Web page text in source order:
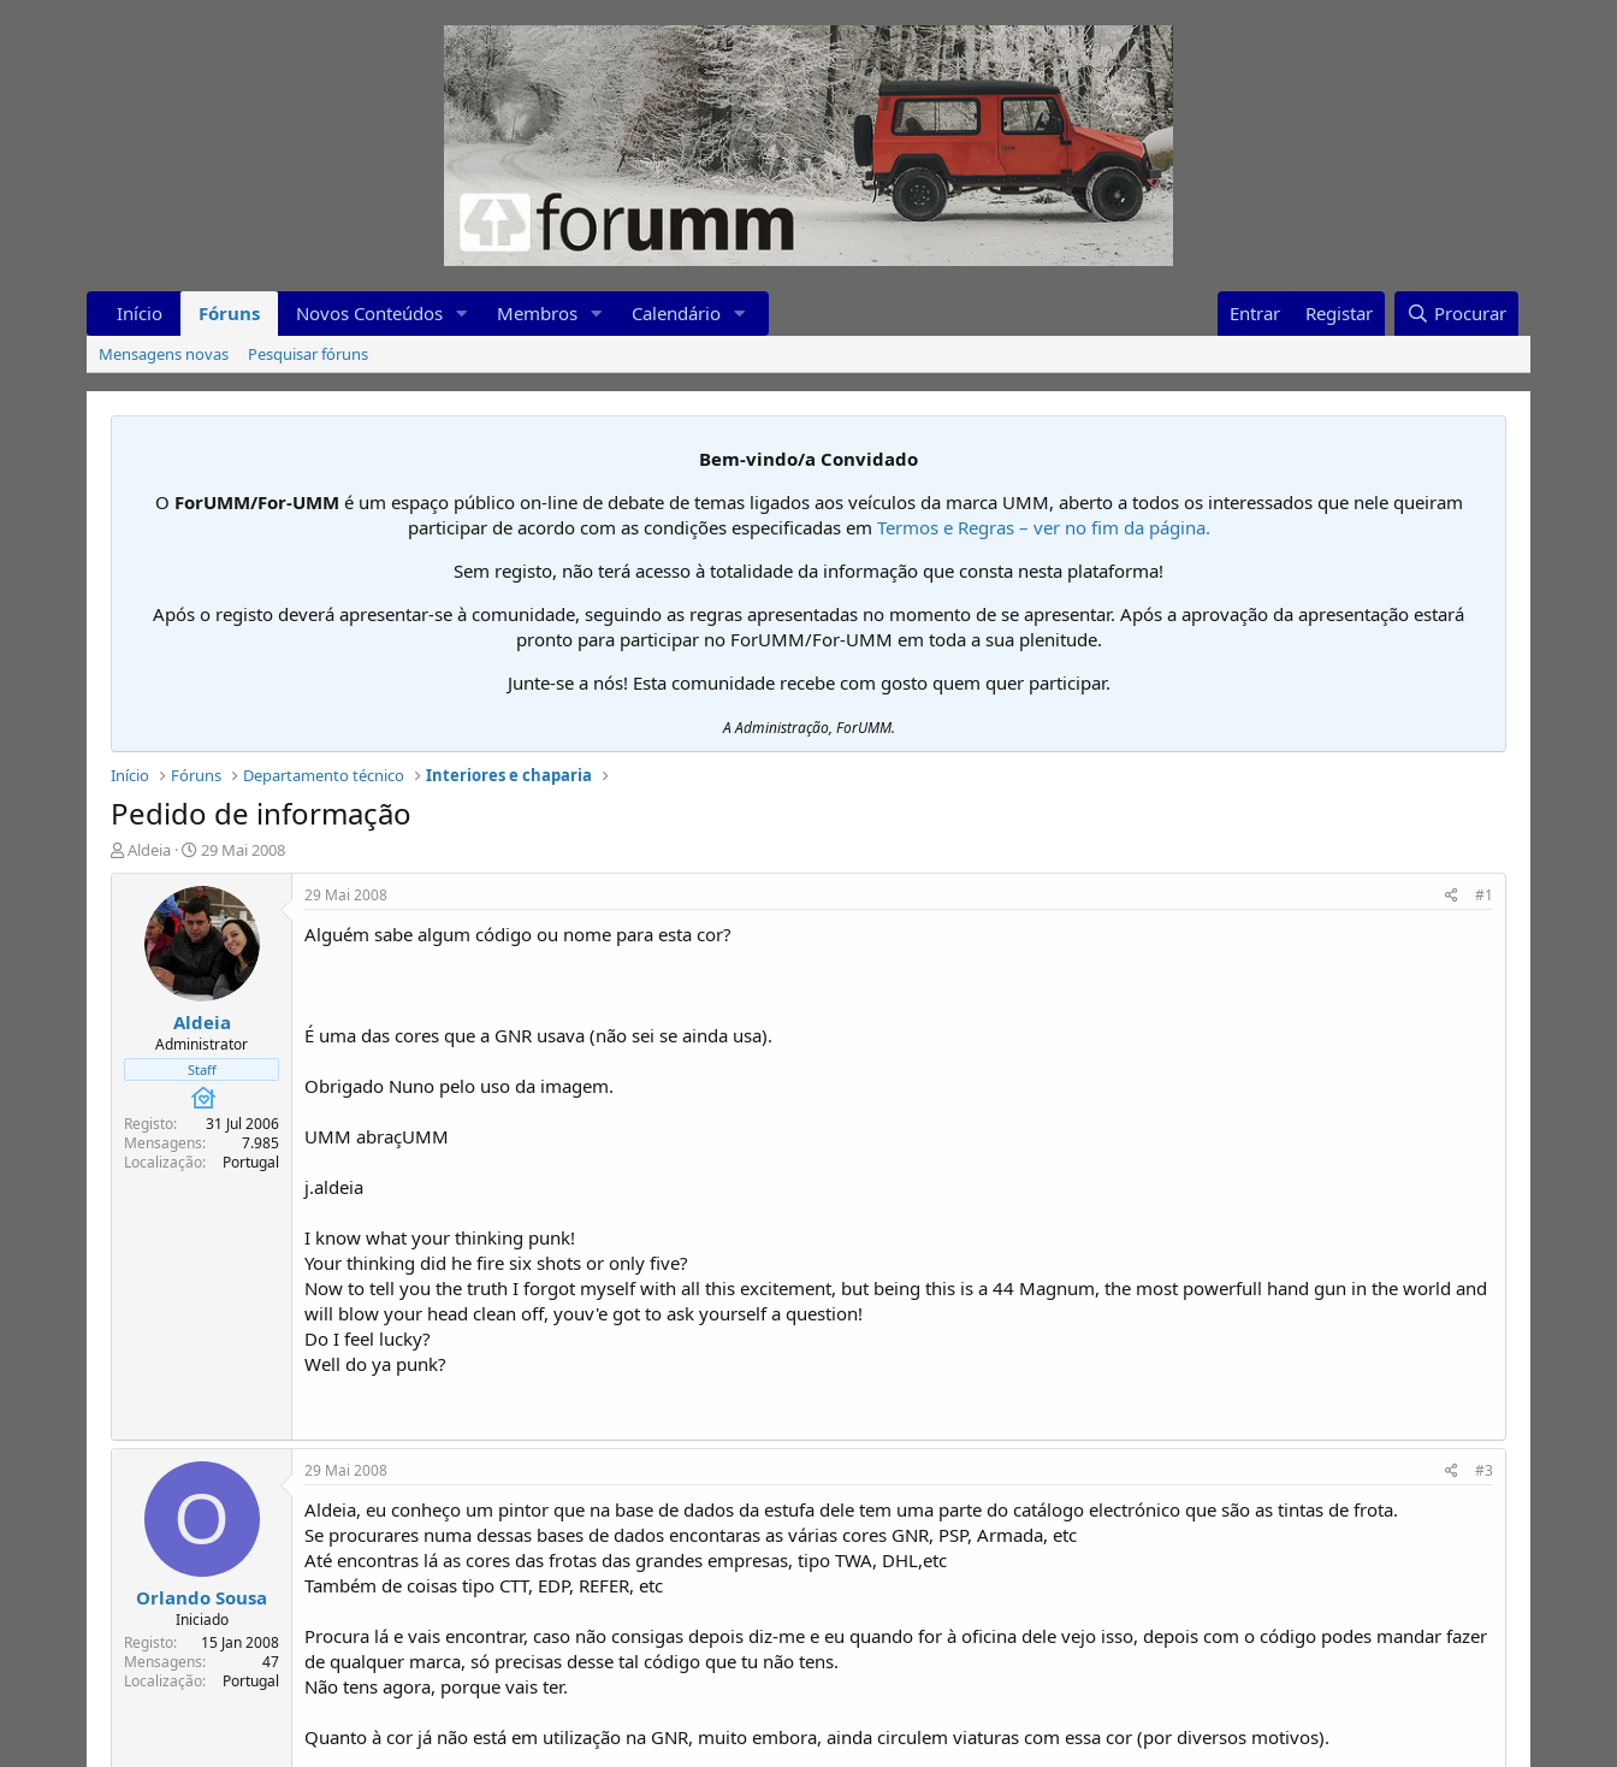
Início Fóruns Novos Conteúdos Membros Calendário Entrar Registar Procurar
Mensagens novas Pesquisar fóruns
Bem-vindo/a Convidado
O ForUMM/For-UMM é um espaço público on-line de debate de temas ligados aos veículos da marca UMM, aberto a todos os interessados que nele queiram
participar de acordo com as condições especificadas em Termos e Regras – ver no fim da página.
Sem registo, não terá acesso à totalidade da informação que consta nesta plataforma!
Após o registo deverá apresentar-se à comunidade, seguindo as regras apresentadas no momento de se apresentar. Após a aprovação da apresentação estará
pronto para participar no ForUMM/For-UMM em toda a sua plenitude.
Junte-se a nós! Esta comunidade recebe com gosto quem quer participar.
A Administração, ForUMM.
Início Fóruns Departamento técnico Interiores e chaparia
Pedido de informação
I
n
e
T
p
i
c
Aldeia
D
a
t
a
d
e
i
n
í
c
i
o
29 Mai 2008
Aldeia
Administrator
Staff
Registo
31 Jul 2006
Mensagens
7.985
Localização
Portugal
29 Mai 2008 #1
Alguém sabe algum código ou nome para esta cor?
É uma das cores que a GNR usava (não sei se ainda usa).
Obrigado Nuno pelo uso da imagem.
UMM abraçUMM
j.aldeia
I know what your thinking punk!
Your thinking did he fire six shots or only five?
Now to tell you the truth I forgot myself with all this excitement, but being this is a 44 Magnum, the most powerfull hand gun in the world and
will blow your head clean off, youv'e got to ask yourself a question!
Do I feel lucky?
Well do ya punk?
O
Orlando Sousa
Iniciado
Registo
15 Jan 2008
Mensagens
47
Localização
Portugal
29 Mai 2008 #3
Aldeia, eu conheço um pintor que na base de dados da estufa dele tem uma parte do catálogo electrónico que são as tintas de frota.
Se procurares numa dessas bases de dados encontaras as várias cores GNR, PSP, Armada, etc
Até encontras lá as cores das frotas das grandes empresas, tipo TWA, DHL,etc
Também de coisas tipo CTT, EDP, REFER, etc
Procura lá e vais encontrar, caso não consigas depois diz-me e eu quando for à oficina dele vejo isso, depois com o código podes mandar fazer
de qualquer marca, só precisas desse tal código que tu não tens.
Não tens agora, porque vais ter.
Quanto à cor já não está em utilização na GNR, muito embora, ainda circulem viaturas com essa cor (por diversos motivos).